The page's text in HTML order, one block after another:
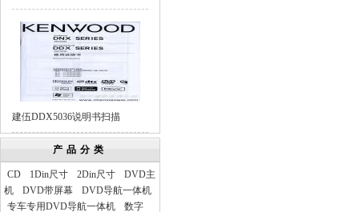
建伍DDX5036说明书扫描
产品分类
CD 1Din尺寸 2Din尺寸
DVD主
机
DVD带屏幕
DVD导航一体机
专车专用DVD导航一体机
数字